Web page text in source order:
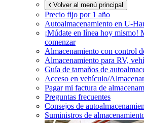
Volver al menú principal
Precio fijo por 1 año
Autoalmacenamiento en U-
¡Múdate en línea hoy mismo!
comenzar
Almacenamiento con control
Almacenamiento para RV,
Guía de tamaños de
Acceso en vehículo/
Pagar mi factura de
Preguntas frecuentes
Consejos de
Suministros de